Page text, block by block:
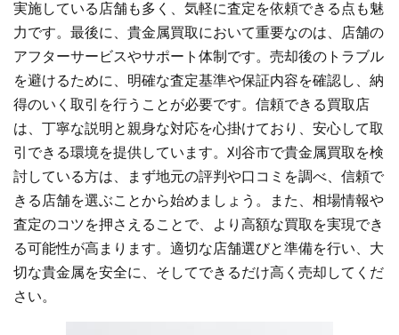
実施している店舗も多く、気軽に査定を依頼できる点も魅
力です。最後に、貴金属買取において重要なのは、店舗の
アフターサービスやサポート体制です。売却後のトラブル
を避けるために、明確な査定基準や保証内容を確認し、納
得のいく取引を行うことが必要です。信頼できる買取店
は、丁寧な説明と親身な対応を心掛けており、安心して取
引できる環境を提供しています。刈谷市で貴金属買取を検
討している方は、まず地元の評判や口コミを調べ、信頼で
きる店舗を選ぶことから始めましょう。また、相場情報や
査定のコツを押さえることで、より高額な買取を実現でき
る可能性が高まります。適切な店舗選びと準備を行い、大
切な貴金属を安全に、そしてできるだけ高く売却してくだ
さい。